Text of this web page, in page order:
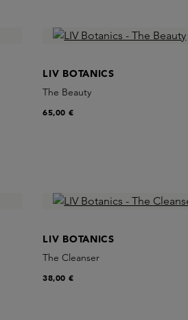
LIV BOTANICS
The Beauty
65,00 €
LIV BOTANICS
The Cleanser
38,00 €